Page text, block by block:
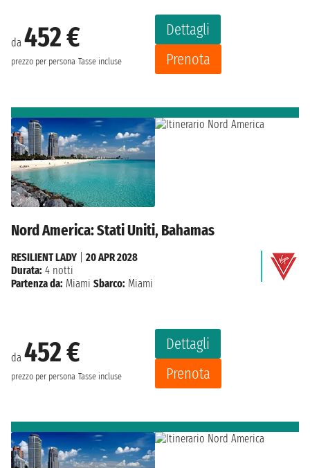
da 452 €
prezzo per persona Tasse incluse
Dettagli
Prenota
Nord America: Stati Uniti, Bahamas
da 452 €
prezzo per persona Tasse incluse
Dettagli
Prenota
RESILIENT LADY
20 APR 2028
Durata: 4 notti
Partenza da: Miami Sbarco: Miami